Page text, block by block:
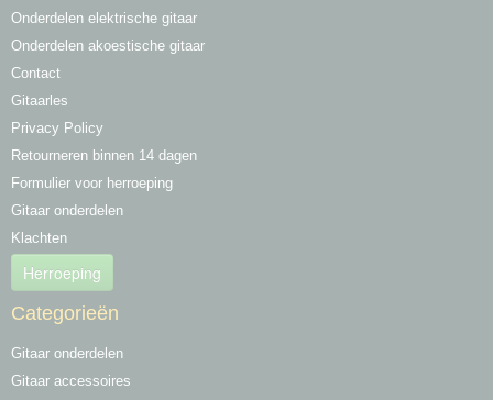
Onderdelen elektrische gitaar
Onderdelen akoestische gitaar
Contact
Gitaarles
Privacy Policy
Retourneren binnen 14 dagen
Formulier voor herroeping
Gitaar onderdelen
Klachten
Herroeping
Categorieën
Gitaar onderdelen
Gitaar accessoires